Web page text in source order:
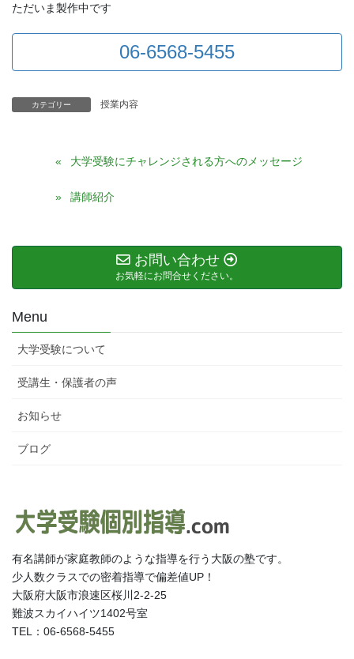
ただいま製作中です
06-6568-5455
カテゴリー 授業内容
大学受験にチャレンジされる方へのメッセージ
講師紹介
お問い合わせ
お気軽にお問合せください。
Menu
大学受験について
受講生・保護者の声
お知らせ
ブログ
有名講師が家庭教師のような指導を行う大阪の塾です。
少人数クラスでの密着指導で偏差値UP！
大阪府大阪市浪速区桜川2-2-25
難波スカイハイツ1402号室
TEL：06-6568-5455